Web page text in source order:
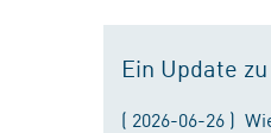
Ein Update
( 2026-06-26 )